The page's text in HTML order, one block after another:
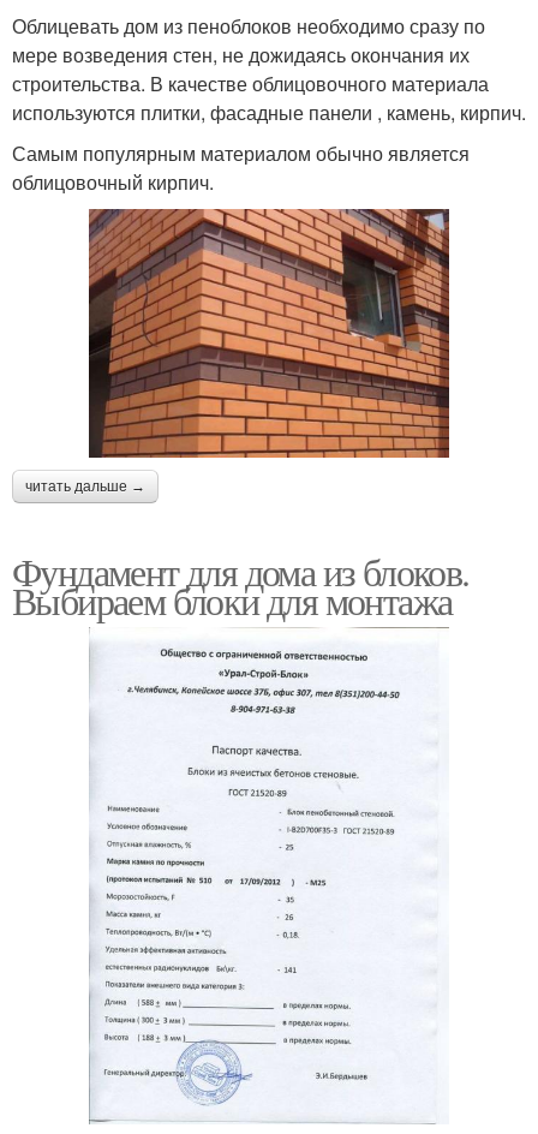
Облицевать дом из пеноблоков необходимо сразу по
мере возведения стен, не дожидаясь окончания их
строительства. В качестве облицовочного материала
используются плитки, фасадные панели , камень, кирпич.
Самым популярным материалом обычно является
облицовочный кирпич.
читать дальше →
Фундамент для дома из блоков.
Выбираем блоки для монтажа